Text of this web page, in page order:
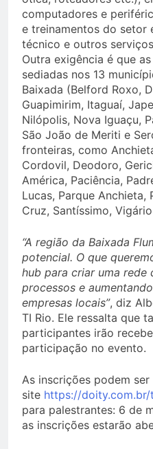
computadores e
e treinamentos do setor
técnico e outros
Outra exigência é que
sediadas nos 13
Baixada (Belford Roxo,
Guapimirim, Itaguaí,
Nilópolis, Nova Iguaçu,
São João de Meriti e
fronteiras, como
Cordovil, Deodoro,
América, Paciência,
Lucas, Parque Anchieta,
Cruz, Santíssimo,
“A região da Baixada
potencial. O que
hub para criar uma rede
processos e
empresas locais”, diz
TI Rio. Ele ressalta que
participantes irão
participação no evento.
As inscrições podem
site https://doity.com.br/
para palestrantes: 6 de
as inscrições estarão